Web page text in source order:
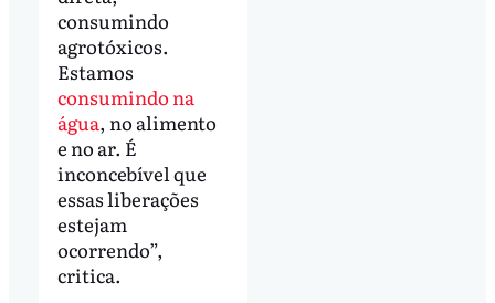
consumindo
agrotóxicos.
Estamos
consumindo na
água, no alimento
e no ar. É
inconcebível que
essas liberações
estejam
ocorrendo”,
critica.